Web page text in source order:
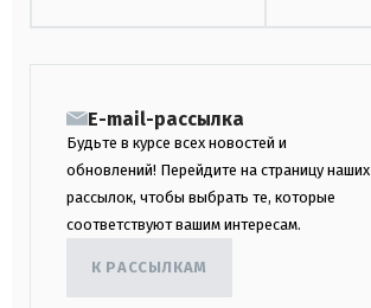
E-mail-рассылка
Будьте в курсе всех новостей и
обновлений! Перейдите на страницу наших
рассылок, чтобы выбрать те, которые
соответствуют вашим интересам.
К РАССЫЛКАМ